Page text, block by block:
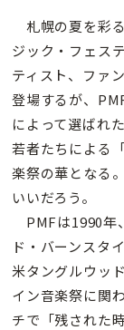
札幌の夏を彩
ジック・フェス
ティスト、ファ
登場するが、
によって選ばれ
若者たちによる
楽祭の華となる
いいだろう。
PMFは1990年
ド・バーンスタ
米タングルウッ
イン音楽祭に関
チで「残された